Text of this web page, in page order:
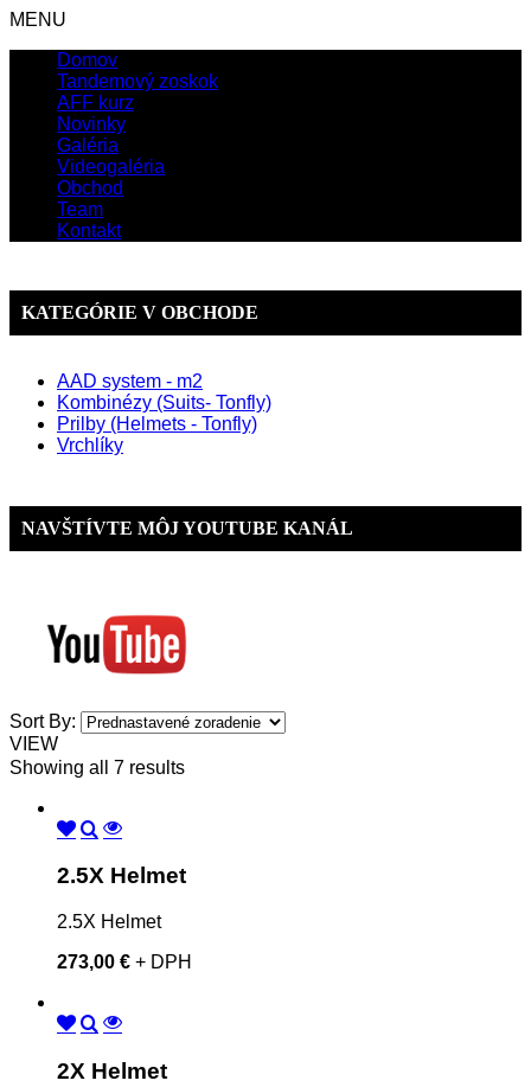
MENU
Domov
Tandemový zoskok
AFF kurz
Novinky
Galéria
Videogaléria
Obchod
Team
Kontakt
KATEGÓRIE V OBCHODE
AAD system - m2
Kombinézy (Suits- Tonfly)
Prilby (Helmets - Tonfly)
Vrchlíky
NAVŠTÍVTE MÔJ YOUTUBE KANÁL
Sort By:
VIEW
Showing all 7 results
2.5X Helmet
2.5X Helmet
273,00 € + DPH
2X Helmet